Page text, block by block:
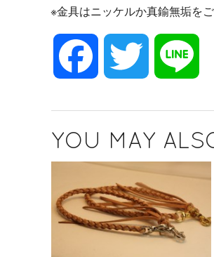
※金具はニッケルか真鍮無垢を
e
b
i
t
t
n
YOU MAY